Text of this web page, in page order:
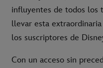
influyentes de todos los
llevar esta
los suscriptores de
Con un acceso sin